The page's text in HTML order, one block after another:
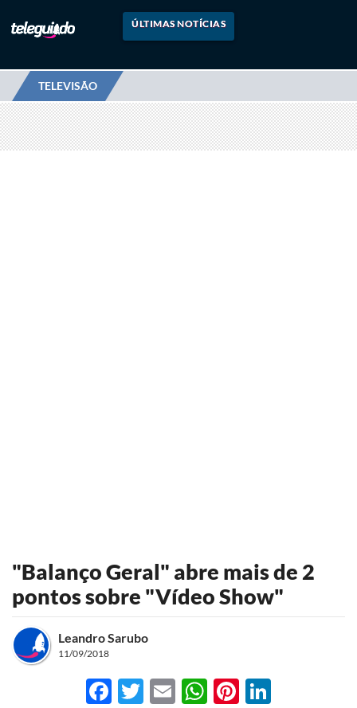
ÚLTIMAS NOTÍCIAS
TELEVISÃO
"Balanço Geral" abre mais de 2
pontos sobre "Vídeo Show"
Leandro Sarubo
11/09/2018
Facebook
Twitter
EmailWhatsApp
Pinterest